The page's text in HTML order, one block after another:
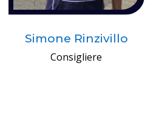
Simone Rinzivillo
Consigliere